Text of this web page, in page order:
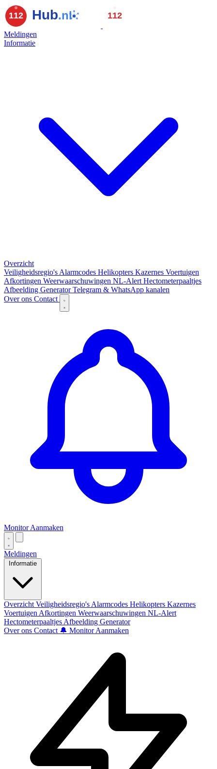
Meldingen
Informatie
Overzicht
Veiligheidsregio's Alarmcodes Helikopters Kazernes Voertuigen
Afkortingen Weerwaarschuwingen NL-Alert Hectometerpaaltjes
Afbeelding GeneratorTelegram & WhatsApp kanalen
Over ons Contact
Monitor Aanmaken
Meldingen
Informatie
Overzicht Veiligheidsregio's Alarmcodes Helikopters Kazernes
Voertuigen Afkortingen Weerwaarschuwingen NL-Alert
Hectometerpaaltjes Afbeelding Generator
Over ons Contact 🔔 Monitor Aanmaken